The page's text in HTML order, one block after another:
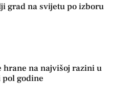
grad na svijetu po izboru
hrane na najvišoj razini u
godine